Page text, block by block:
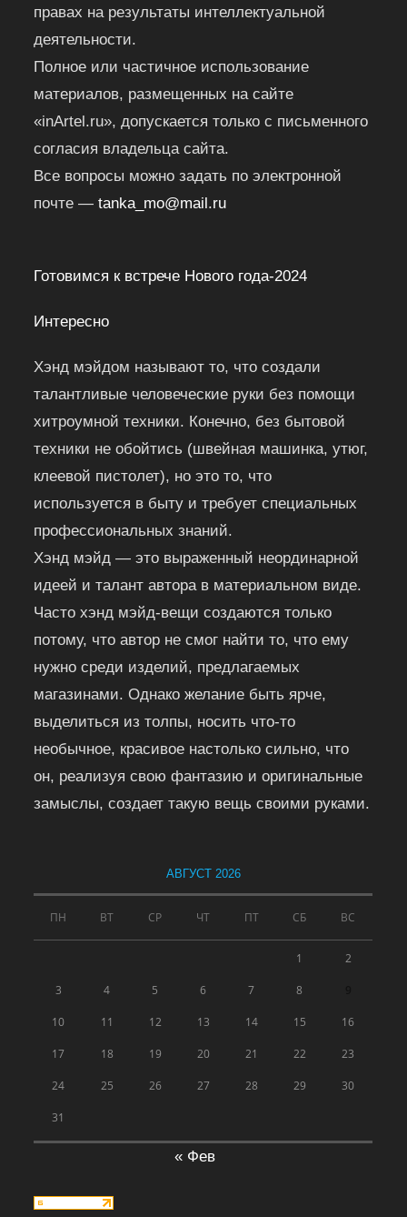
правах на результаты интеллектуальной
деятельности.
Полное или частичное использование
материалов, размещенных на сайте
«inArtel.ru», допускается только с письменного
согласия владельца сайта.
Все вопросы можно задать по электронной
почте —tanka_mo@mail.ru
Готовимся к встрече Нового года-2024
Интересно
Хэнд мэйдом называют то, что создали
талантливые человеческие руки без помощи
хитроумной техники. Конечно, без бытовой
техники не обойтись (швейная машинка, утюг,
клеевой пистолет), но это то, что
используется в быту и требует специальных
профессиональных знаний.
Хэнд мэйд — это выраженный неординарной
идеей и талант автора в материальном виде.
Часто хэнд мэйд-вещи создаются только
потому, что автор не смог найти то, что ему
нужно среди изделий, предлагаемых
магазинами. Однако желание быть ярче,
выделиться из толпы, носить что-то
необычное, красивое настолько сильно, что
он, реализуя свою фантазию и оригинальные
замыслы, создает такую вещь своими руками.
АВГУСТ 2026
ПН ВТ СР ЧТ ПТ СБ ВС
1 2
3 4 5 6 7 8
10 11 12 13 14 15 16
17 18 19 20 21 22 23
24 25 26 27 28 29 30
31
« Фев